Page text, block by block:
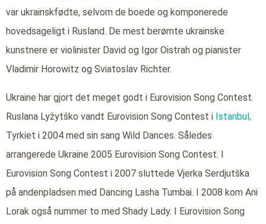
var ukrainskfødte, selvom de boede og komponerede
hovedsageligt i Rusland. De mest berømte ukrainske
kunstnere er violinister David og Igor Oistrah og pianister
Vladimir Horowitz og Sviatoslav Richter.
Ukraine har gjort det meget godt i Eurovision Song Contest.
Ruslana Lyžytško vandt Eurovision Song Contest i Istanbul,
Tyrkiet i 2004 med sin sang Wild Dances. Således
arrangerede Ukraine 2005 Eurovision Song Contest. I
Eurovision Song Contest i 2007 sluttede Vjerka Serdjutška
på andenpladsen med Dancing Lasha Tumbai. I 2008 kom Ani
Lorak også nummer to med Shady Lady. I Eurovision Song